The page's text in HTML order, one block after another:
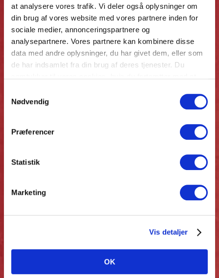
at analysere vores trafik. Vi deler også oplysninger om
din brug af vores website med vores partnere inden for
sociale medier, annonceringspartnere og
analysepartnere. Vores partnere kan kombinere disse
data med andre oplysninger, du har givet dem, eller som
de har indsamlet fra din brug af deres tjenester. Du
Nødvendig
Præferencer
Statistik
Marketing
Vis detaljer
OK
RED sælger projekt med 133
boliger på Vestegnen til
amerikansk investor
Jernbanebyen